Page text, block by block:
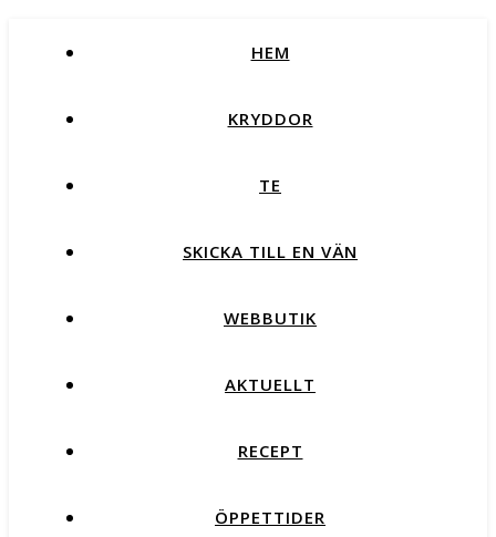
HEM
KRYDDOR
TE
SKICKA TILL EN VÄN
WEBBUTIK
AKTUELLT
RECEPT
ÖPPETTIDER